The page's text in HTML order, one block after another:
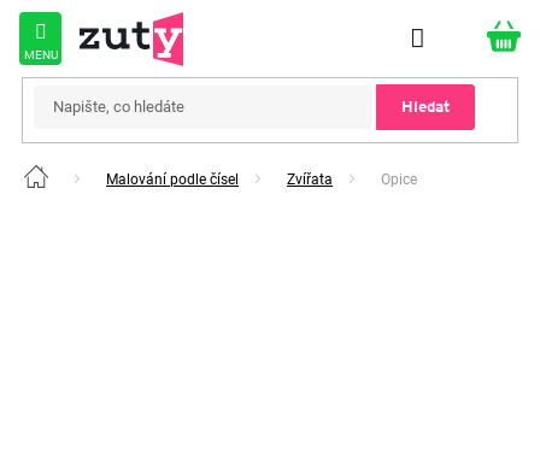
Přejít
obsah
Hledat
Domů Malování podle čísel Zvířata Opice